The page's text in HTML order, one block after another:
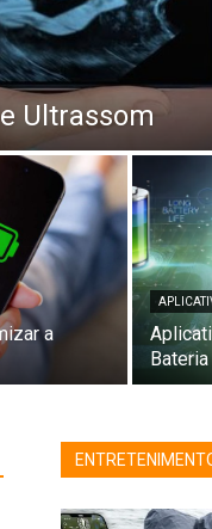
Ultrassom
a